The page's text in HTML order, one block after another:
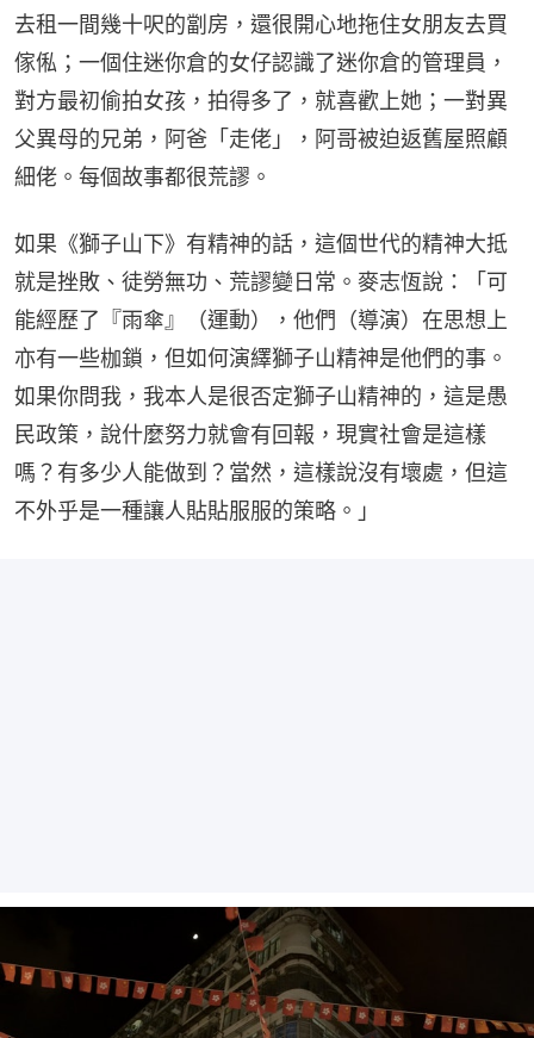
去租一間幾十呎的劏房，還很開心地拖住女朋友去買
傢俬；一個住迷你倉的女仔認識了迷你倉的管理員，
對方最初偷拍女孩，拍得多了，就喜歡上她；一對異
父異母的兄弟，阿爸「走佬」，阿哥被迫返舊屋照顧
細佬。每個故事都很荒謬。
如果《獅子山下》有精神的話，這個世代的精神大抵
就是挫敗、徒勞無功、荒謬變日常。麥志恆說：「可
能經歷了『雨傘』（運動），他們（導演）在思想上
亦有一些枷鎖，但如何演繹獅子山精神是他們的事。
如果你問我，我本人是很否定獅子山精神的，這是愚
民政策，說什麼努力就會有回報，現實社會是這樣
嗎？有多少人能做到？當然，這樣說沒有壞處，但這
不外乎是一種讓人貼貼服服的策略。」